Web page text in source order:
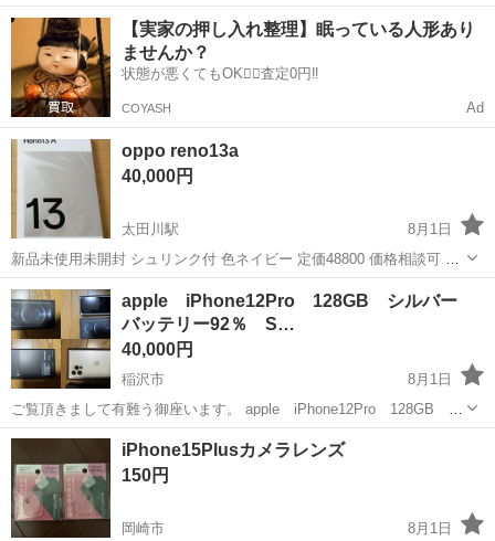
度あり！ワンルーム寮完備！マイカー通勤OK！無料駐車場あり！《三
重県伊勢市》 人気の工場のお仕事 ◇タイヤの製造◇ トラック・バ
ス・RV車用を中心とした...
三重 伊勢市 山田上口駅 その他
【実家の押し入れ整理】眠っている人形あり
ませんか？
状態が悪くてもOK🙆‍♀️査定0円‼️
COYASH Ad
oppo reno13a
40,000円
太田川駅
8月1日
新品未使用未開封 シュリンク付 色ネイビー 定価48800 価格相談可 発
送可 お問い合わせ多い場合は条件のいい方にお譲りします。
愛知 東海市
apple iPhone12Pro 128GB シルバー
バッテリー92％ S…
40,000円
稲沢市
8月1日
ご覧頂きまして有難う御座います。 apple iPhone12Pro 128GB シ
ルバー バッテリー92％ SIMフリー 中古品です。 No discounts
are available. (I will not...
愛知 稲沢市 その他 バッテリー
iPhone15Plusカメラレンズ
150円
岡崎市
8月1日